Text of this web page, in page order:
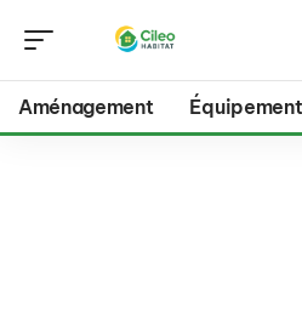
Aménagement Équipement